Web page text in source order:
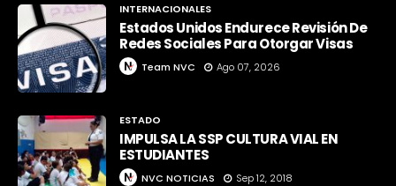
INTERNACIONALES
Estados Unidos Endurece Revisión De
Redes Sociales Para Otorgar Visas
Team NVC Ago 07, 2026
ESTADO
IMPULSA LA SSP CULTURA VIAL EN
ESTUDIANTES
NVC NOTICIAS Sep 12, 2018